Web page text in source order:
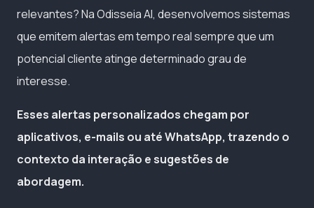
relevantes? Na Odisseia AI, desenvolvemos sistemas
que emitem alertas em tempo real sempre que um
potencial cliente atinge determinado grau de
interesse.
Esses alertas personalizados chegam por
aplicativos, e-mails ou até WhatsApp, trazendo o
contexto da interação e sugestões de
abordagem.